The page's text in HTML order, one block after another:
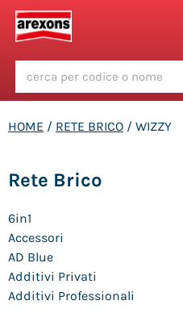
HOME / RETE BRICO / WIZZY
Rete Brico
6in1
Accessori
AD Blue
Additivi Privati
Additivi Professionali